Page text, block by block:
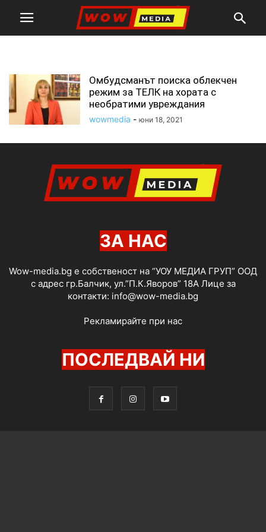
Омбудсманът поиска облекчен
режим за ТЕЛК на хората с
необратими увреждания
wowmedia - юни 18, 2021
ЗА НАС
Wow-media.bg е собственост на “УОУ МЕДИА ГРУП” ООД
с адрес гр.Балчик, ул.”П.К.Яворов” 18А Лице за
контакти: info@wow-media.bg
Рекламирайте при нас
ПОСЛЕДВАЙ НИ